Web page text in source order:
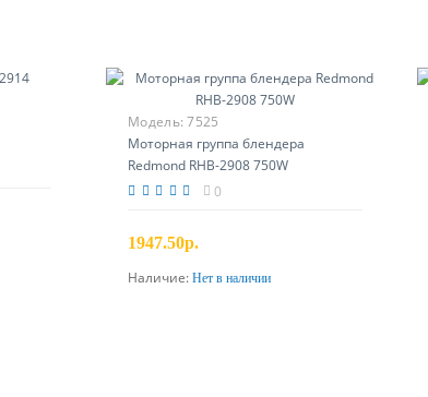
Модель:7525
Моторная группа блендера
Redmond RHB-2908 750W
0
1947.50р.
Предзаказ
Наличие: Нет в наличии